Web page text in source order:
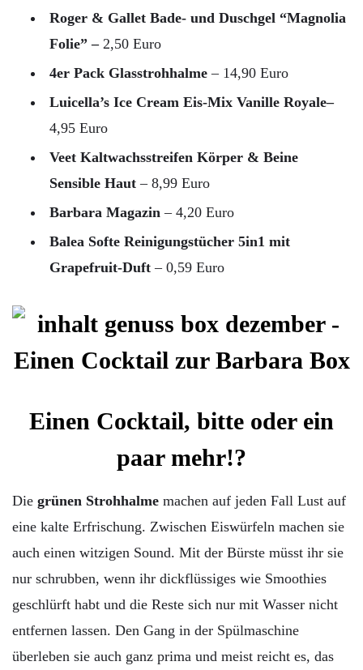
Roger & Gallet Bade- und Duschgel “Magnolia
Folie” – 2,50 Euro
4er Pack Glasstrohhalme – 14,90 Euro
Luicella’s Ice Cream Eis-Mix Vanille Royale–
4,95 Euro
Veet Kaltwachsstreifen Körper & Beine
Sensible Haut – 8,99 Euro
Barbara Magazin – 4,20 Euro
Balea Softe Reinigungstücher 5in1 mit
Grapefruit-Duft – 0,59 Euro
Einen Cocktail, bitte oder ein
paar mehr!?
Die grünen Strohhalme machen auf jeden Fall Lust auf
eine kalte Erfrischung. Zwischen Eiswürfeln machen sie
auch einen witzigen Sound. Mit der Bürste müsst ihr sie
nur schrubben, wenn ihr dickflüssiges wie Smoothies
geschlürft habt und die Reste sich nur mit Wasser nicht
entfernen lassen. Den Gang in der Spülmaschine
überleben sie auch ganz prima und meist reicht es, das